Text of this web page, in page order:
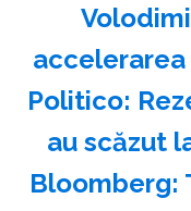
accelerarea
Politico:
au scăzut
Bloomberg: